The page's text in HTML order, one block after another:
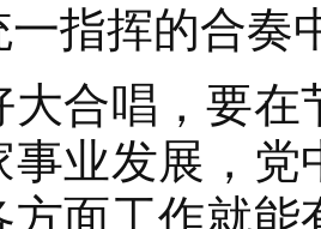
一指挥的合奏
唱，要在
事业发展，
方面工作就